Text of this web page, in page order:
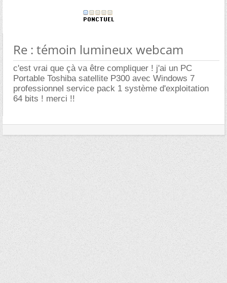
Re : témoin lumineux webcam
c'est vrai que çà va être compliquer ! j'ai un PC
Portable Toshiba satellite P300 avec Windows 7
professionnel service pack 1 système d'exploitation
64 bits ! merci !!